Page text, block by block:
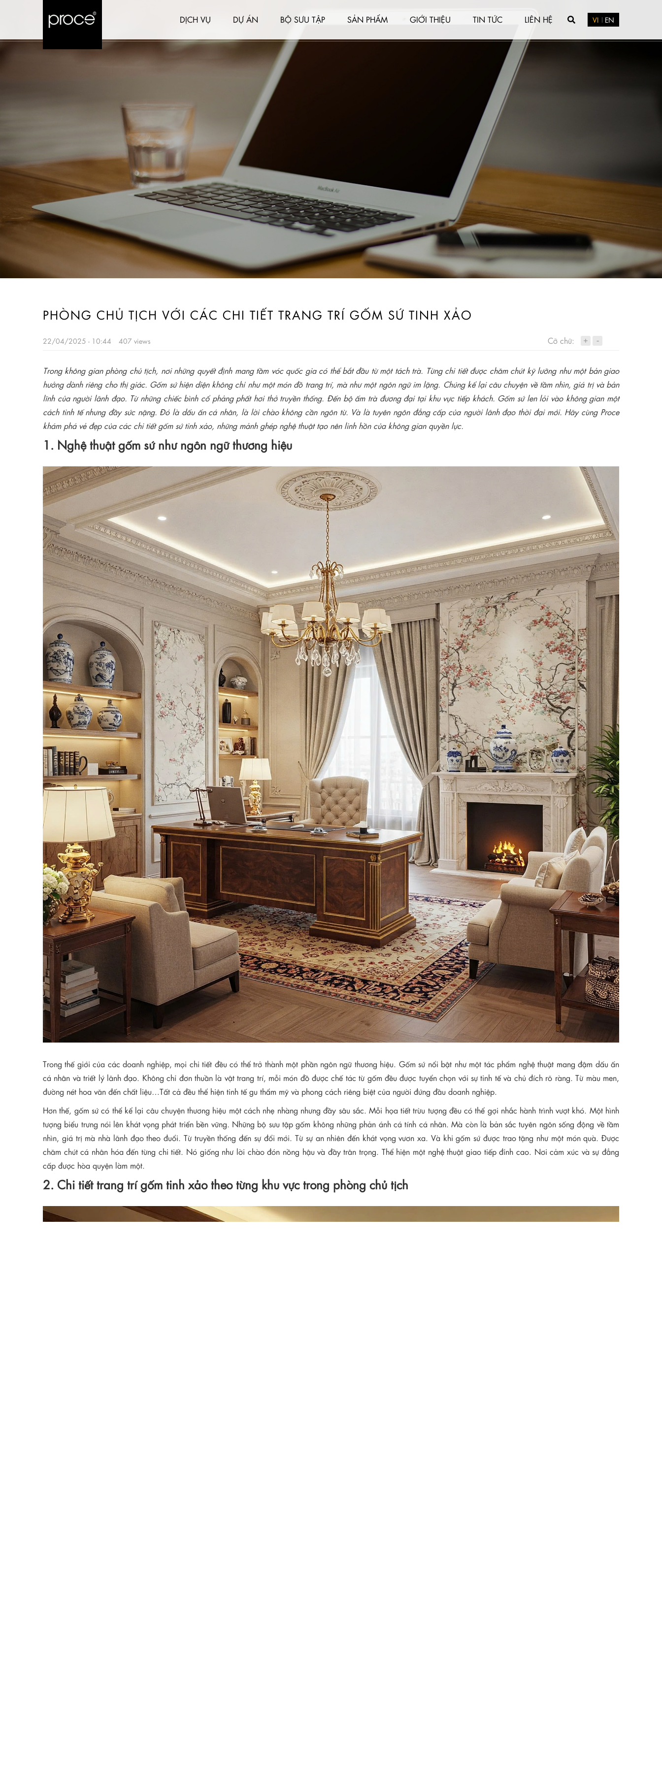
DỊCH VỤ DỰ ÁN BỘ SƯU TẬP SẢN PHẨM GIỚI THIỆU TIN TỨC LIÊN HỆ VI EN
PHÒNG CHỦ TỊCH VỚI CÁC CHI TIẾT TRANG TRÍ GỐM SỨ TINH XẢO
22/04/2025 - 10:44 407 views Cỡ chữ: + -
Trong không gian phòng chủ tịch, nơi những quyết định mang tầm vóc quốc gia có thể bắt đầu từ một tách trà. Từng chi tiết được chăm chút kỹ lưỡng như một bản giao
hưởng dành riêng cho thị giác. Gốm sứ hiện diện không chỉ như một món đồ trang trí, mà như một ngôn ngữ im lặng. Chúng kể lại câu chuyện về tầm nhìn, giá trị và bản
lĩnh của người lãnh đạo. Từ những chiếc bình cổ phảng phất hơi thở truyền thống. Đến bộ ấm trà đương đại tại khu vực tiếp khách. Gốm sứ len lỏi vào không gian một
cách tinh tế nhưng đầy sức nặng. Đó là dấu ấn cá nhân, là lời chào không cần ngôn từ. Và là tuyên ngôn đẳng cấp của người lãnh đạo thời đại mới. Hãy cùng Proce
khám phá vẻ đẹp của các chi tiết gốm sứ tinh xảo, những mảnh ghép nghệ thuật tạo nên linh hồn của không gian quyền lực.
1. Nghệ thuật gốm sứ như ngôn ngữ thương hiệu
Trong thế giới của các doanh nghiệp, mọi chi tiết đều có thể trở thành một phần ngôn ngữ thương hiệu. Gốm sứ nổi bật như một tác phẩm nghệ thuật mang đậm dấu ấn
cá nhân và triết lý lãnh đạo. Không chỉ đơn thuần là vật trang trí, mỗi món đồ được chế tác từ gốm đều được tuyển chọn với sự tinh tế và chủ đích rõ ràng. Từ màu men,
đường nét hoa văn đến chất liệu…Tất cả đều thể hiện tinh tế gu thẩm mỹ và phong cách riêng biệt của người đứng đầu doanh nghiệp.
Hơn thế, gốm sứ có thể kể lại câu chuyện thương hiệu một cách nhẹ nhàng nhưng đầy sâu sắc. Mỗi họa tiết trừu tượng đều có thể gợi nhắc hành trình vượt khó. Một hình
tượng biểu trưng nói lên khát vọng phát triển bền vững. Những bộ sưu tập gốm không những phản ánh cá tính cá nhân. Mà còn là bản sắc tuyên ngôn sống động về tầm
nhìn, giá trị mà nhà lãnh đạo theo đuổi. Từ truyền thống đến sự đổi mới. Từ sự an nhiên đến khát vọng vươn xa. Và khi gốm sứ được trao tặng như một món quà. Được
chăm chút cá nhân hóa đến từng chi tiết. Nó giống như lời chào đón nồng hậu và đầy trân trọng. Thể hiện một nghệ thuật giao tiếp đỉnh cao. Nơi cảm xúc và sự đẳng
cấp được hòa quyện làm một.
2. Chi tiết trang trí gốm tinh xảo theo từng khu vực trong phòng chủ tịch